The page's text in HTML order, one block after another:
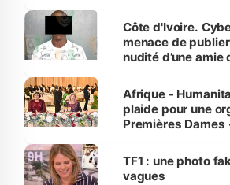
des Transports
Côte d'Ivoire.
menace de
nudité d’une
Afrique -
plaide pour une
Premières
sur la scène
TF1 : une photo
vagues